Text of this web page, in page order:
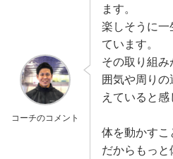
コーチのコメント
ます。
楽しそうに
ています。
その取り組
囲気や周り
えていると感
体を動かすこ
だからもっと